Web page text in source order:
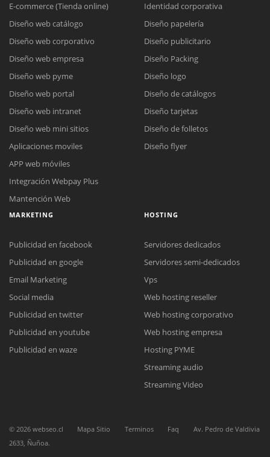
Reunión online
Nuestros ejecutivos le enviarán un correo electrónico con el enlace a
Meet para la reunión online.
Cotización
Chat Online
Todos nuestros ejecutivos están fuera de línea. Complete el formulario
E-commerce (Tienda online)
Diseño web catálogo
Diseño web corporativo
Diseño web empresa
Diseño web pyme
Diseño web portal
Diseño web intranet
Diseño web mini sitios
Aplicaciones moviles
APP web móviles
Integración Webpay Plus
Mantención Web
Identidad corporativa
Diseño papelería
Diseño publicitario
Diseño Packing
Diseño logo
Diseño de catálogos
Diseño tarjetas
Diseño de folletos
Diseño flyer
MARKETING
Publicidad en facebook
Publicidad en google
Email Marketing
Social media
Publicidad en twitter
Publicidad en youtube
Publicidad en waze
HOSTING
Servidores dedicados
Servidores semi-dedicados
Vps
Web hosting reseller
Web hosting corporativo
Web hosting empresa
Hosting PYME
Streaming audio
Streaming Video
© 2026 webseo.cl Mapa Sitio Terminos Faq
Av. Pedro de Valdivia
2633, Ñuñoa.